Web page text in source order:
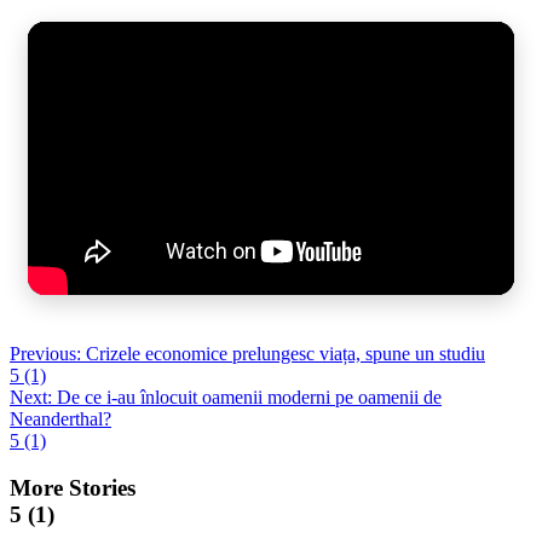
Post
navigation
Previous: Crizele economice prelungesc viața, spune un studiu
5 (1)
Next: De ce i-au înlocuit oamenii moderni pe oamenii de
Neanderthal?
5 (1)
More Stories
5 (1)